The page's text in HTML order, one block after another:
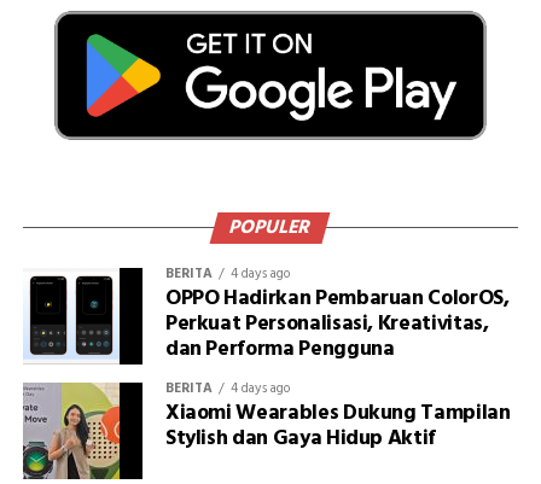
POPULER
BERITA 4 days ago
OPPO Hadirkan Pembaruan ColorOS,
Perkuat Personalisasi, Kreativitas,
dan Performa Pengguna
BERITA 4 days ago
Xiaomi Wearables Dukung Tampilan
Stylish dan Gaya Hidup Aktif